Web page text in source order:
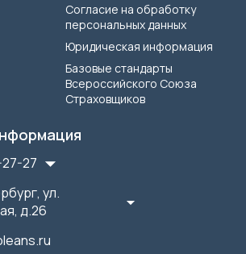
Согласие на обработку
персональных данных
Юридическая информация
Базовые стандарты
Всероссийского Союза
Страховщиков
27
ул.
д.26